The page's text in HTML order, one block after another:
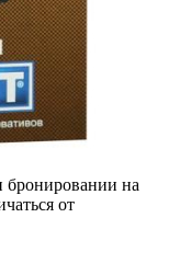
бронировании на
от